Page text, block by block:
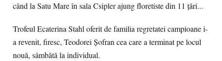
când la Satu Mare în sala Csipler ajung floretiste din 11 țări...
Trofeul Ecaterina Stahl oferit de familia regretatei campioane i-
a revenit, firesc, Teodorei Șofran cea care a terminat pe locul
nouă, sâmbătă la individual.